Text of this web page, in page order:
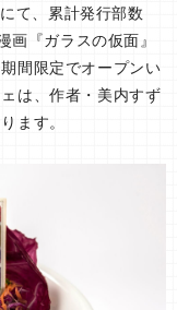
て、累計発行部数
『ガラスの仮面』
間限定でオープンい
は、作者・美内すず
ます。